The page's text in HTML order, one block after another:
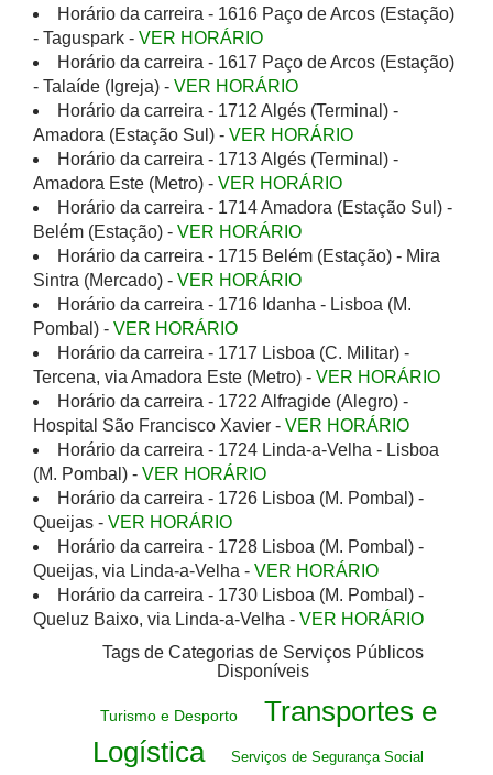
Horário da carreira - 1616 Paço de Arcos (Estação)
- Taguspark - VER HORÁRIO
Horário da carreira - 1617 Paço de Arcos (Estação)
- Talaíde (Igreja) - VER HORÁRIO
Horário da carreira - 1712 Algés (Terminal) -
Amadora (Estação Sul) - VER HORÁRIO
Horário da carreira - 1713 Algés (Terminal) -
Amadora Este (Metro) - VER HORÁRIO
Horário da carreira - 1714 Amadora (Estação Sul) -
Belém (Estação) - VER HORÁRIO
Horário da carreira - 1715 Belém (Estação) - Mira
Sintra (Mercado) - VER HORÁRIO
Horário da carreira - 1716 Idanha - Lisboa (M.
Pombal) - VER HORÁRIO
Horário da carreira - 1717 Lisboa (C. Militar) -
Tercena, via Amadora Este (Metro) - VER HORÁRIO
Horário da carreira - 1722 Alfragide (Alegro) -
Hospital São Francisco Xavier - VER HORÁRIO
Horário da carreira - 1724 Linda-a-Velha - Lisboa
(M. Pombal) - VER HORÁRIO
Horário da carreira - 1726 Lisboa (M. Pombal) -
Queijas - VER HORÁRIO
Horário da carreira - 1728 Lisboa (M. Pombal) -
Queijas, via Linda-a-Velha - VER HORÁRIO
Horário da carreira - 1730 Lisboa (M. Pombal) -
Queluz Baixo, via Linda-a-Velha - VER HORÁRIO
Tags de Categorias de Serviços Públicos
Disponíveis
Turismo e Desporto
Transportes e
Logística
Serviços de Segurança Social